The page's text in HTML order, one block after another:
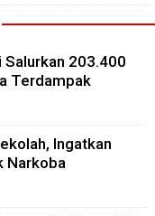
Salurkan 203.400
Terdampak
Ingatkan
Narkoba